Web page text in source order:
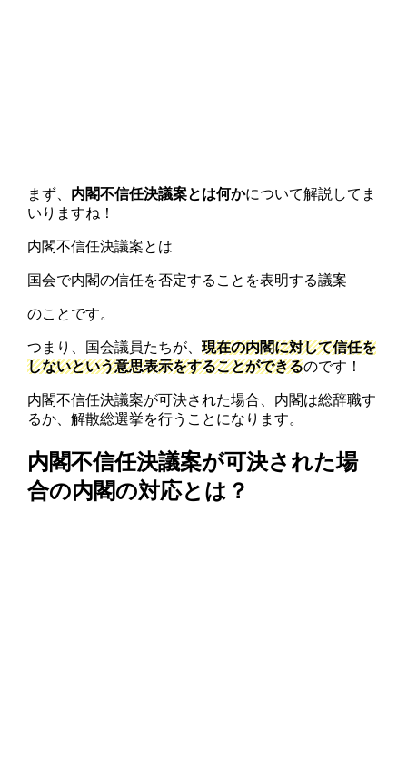
まず、 内閣不信任決議案とは何かについて解説してま
いりますね！
内閣不信任決議案とは
国会で内閣の信任を否定することを表明する議案
のことです。
つまり、国会議員たちが、現在の内閣に対して信任を
しないという意思表示をすることができるのです！
内閣不信任決議案が可決された場合、内閣は総辞職す
るか、解散総選挙を行うことになります。
内閣不信任決議案が可決された場
合の内閣の対応とは？